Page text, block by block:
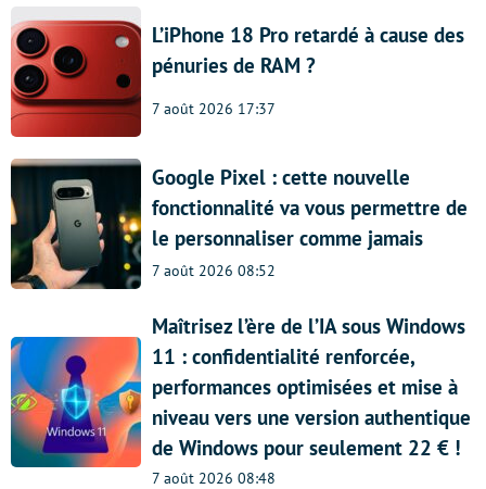
L’iPhone 18 Pro retardé à cause des
pénuries de RAM ?
7 août 2026 17:37
Google Pixel : cette nouvelle
fonctionnalité va vous permettre de
le personnaliser comme jamais
7 août 2026 08:52
Maîtrisez l’ère de l’IA sous Windows
11 : confidentialité renforcée,
performances optimisées et mise à
niveau vers une version authentique
de Windows pour seulement 22 € !
7 août 2026 08:48